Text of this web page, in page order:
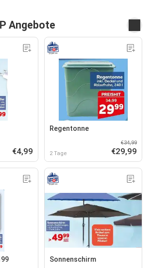
Angebote
€4,99
Regentonne
2 Tage
€34,99
€29,99
Sonnenschirm